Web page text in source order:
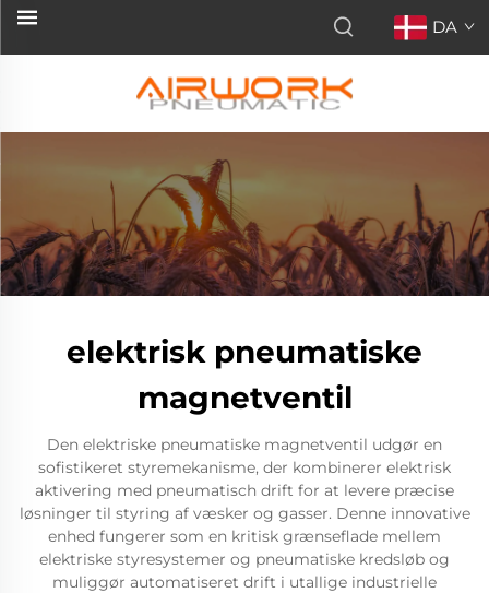
DA
elektrisk pneumatiske
magnetventil
Den elektriske pneumatiske magnetventil udgør en
sofistikeret styremekanisme, der kombinerer elektrisk
aktivering med pneumatisch drift for at levere præcise
løsninger til styring af væsker og gasser. Denne innovative
enhed fungerer som en kritisk grænseflade mellem
elektriske styresystemer og pneumatiske kredsløb og
muliggør automatiseret drift i utallige industrielle